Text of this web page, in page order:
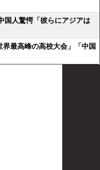
国人驚愕「彼らにアジアは
最高峰の高校大会」「中国